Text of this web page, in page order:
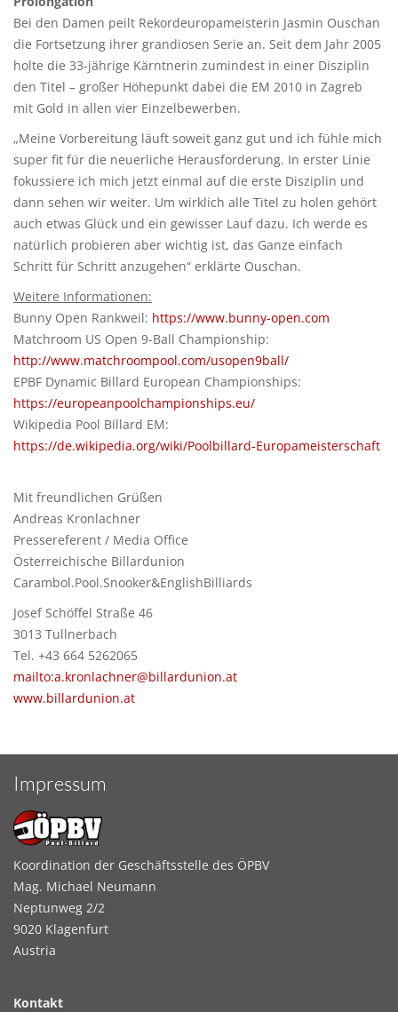
Bei den Damen peilt Rekordeuropameisterin Jasmin Ouschan
die Fortsetzung ihrer grandiosen Serie an. Seit dem Jahr 2005
holte die 33-jährige Kärntnerin zumindest in einer Disziplin
den Titel – großer Höhepunkt dabei die EM 2010 in Zagreb
mit Gold in allen vier Einzelbewerben.
„Meine Vorbereitung läuft soweit ganz gut und ich fühle mich
super fit für die neuerliche Herausforderung. In erster Linie
fokussiere ich mich jetzt einmal auf die erste Disziplin und
dann sehen wir weiter. Um wirklich alle Titel zu holen gehört
auch etwas Glück und ein gewisser Lauf dazu. Ich werde es
natürlich probieren aber wichtig ist, das Ganze einfach
Schritt für Schritt anzugehen“ erklärte Ouschan.
Weitere Informationen:
Bunny Open Rankweil: https://www.bunny-open.com
Matchroom US Open 9-Ball Championship:
http://www.matchroompool.com/usopen9ball/
EPBF Dynamic Billard European Championships:
https://europeanpoolchampionships.eu/
Wikipedia Pool Billard EM:
https://de.wikipedia.org/wiki/Poolbillard-Europameisterschaft
Mit freundlichen Grüßen
Andreas Kronlachner
Pressereferent / Media Office
Österreichische Billardunion
Carambol.Pool.Snooker&EnglishBilliards
Josef Schöffel Straße 46
3013 Tullnerbach
Tel. +43 664 5262065
mailto:a.kronlachner@billardunion.at
www.billardunion.at
Impressum
Koordination der Geschäftsstelle des ÖPBV
Mag. Michael Neumann
Neptunweg 2/2
9020 Klagenfurt
Austria
Kontakt